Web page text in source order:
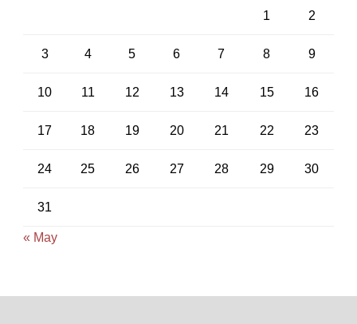
1 2
3 4 5 6 7 8 9
10 11 12 13 14 15 16
17 18 19 20 21 22 23
24 25 26 27 28 29 30
31
« May